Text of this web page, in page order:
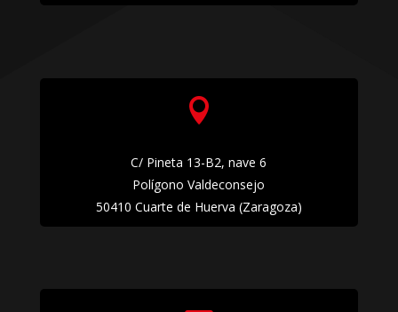

C/ Pineta 13-B2, nave 6
Polígono Valdeconsejo
50410 Cuarte de Huerva (Zaragoza)